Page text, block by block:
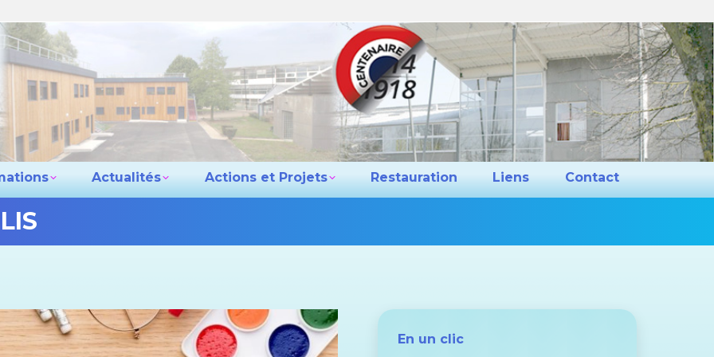
Actualités Actions et Projets Restauration Liens Contact
êtes
En un clic
lycée Actions et Projets Restauration Liens
Contact